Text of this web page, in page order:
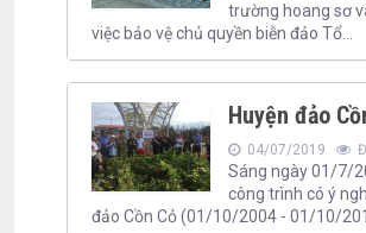
trường hoang sơ
việc bảo vệ chủ quyền biễn đảo Tổ...
Huyện đảo
04/07/2019
Sáng ngày 01/7/
công trình có ý
đảo Cồn Cỏ (01/10/2004 - 01/10/